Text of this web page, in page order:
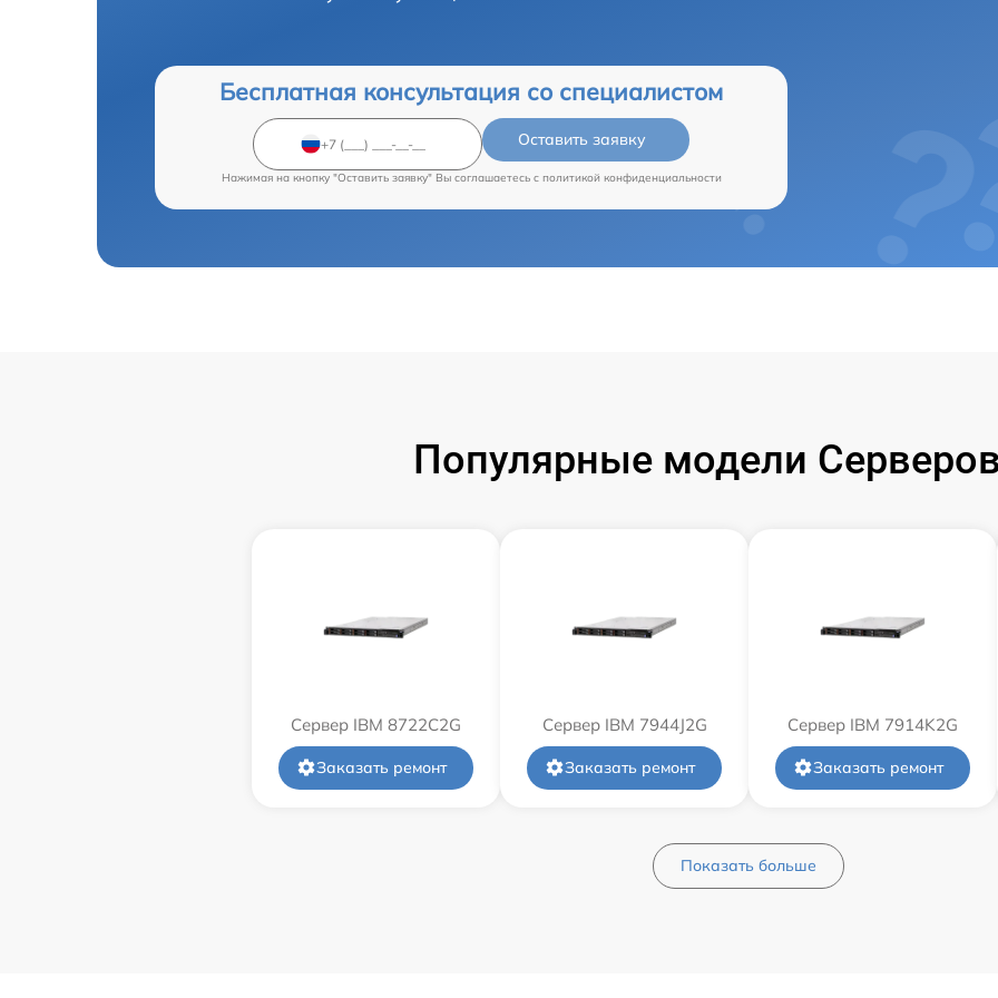
Бесплатная консультация со специалистом
Оставить заявку
Нажимая на кнопку "Оставить заявку" Вы соглашаетесь c политикой конфиденциальности
Популярные модели
Сервер IBM 8722C2G
Заказать ремонт
Сервер IBM 7944J2G
Заказать ремонт
Сервер IBM 7914K2G
Заказать ремонт
Показать больше